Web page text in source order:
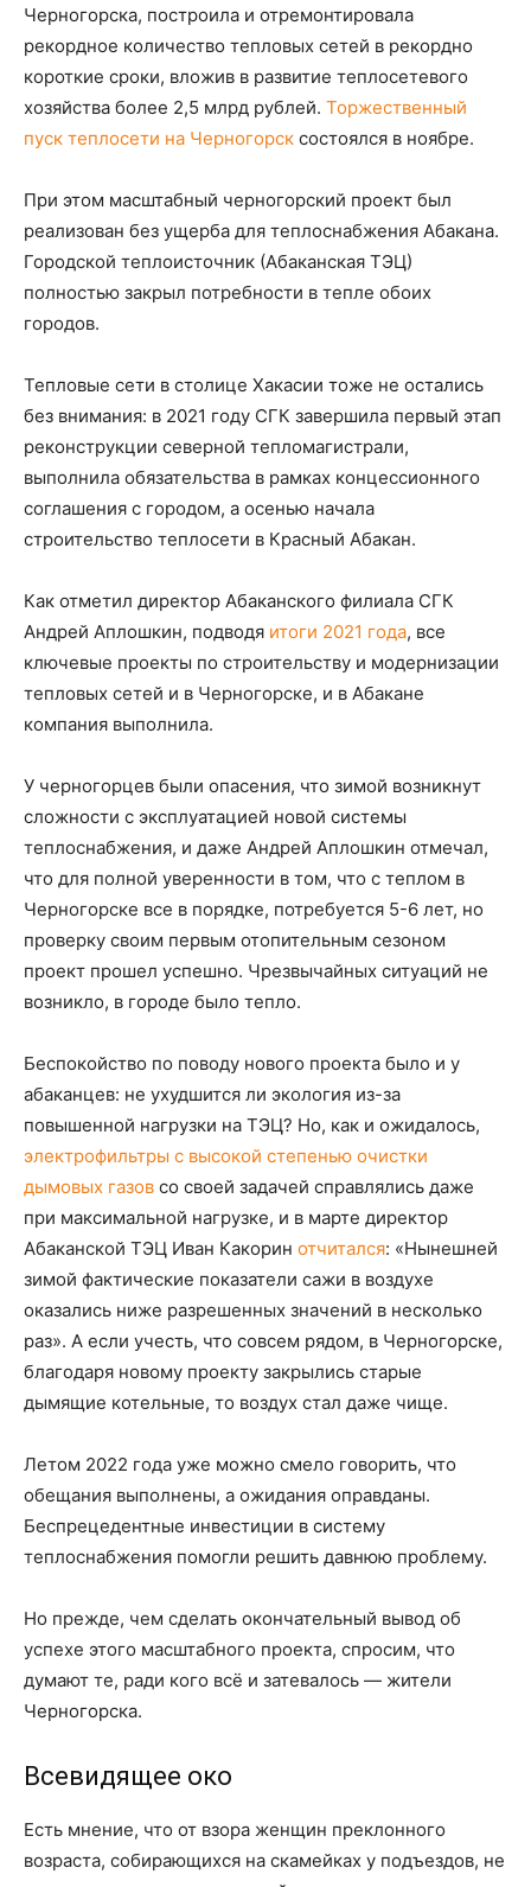
Черногорска, построила и отремонтировала
рекордное количество тепловых сетей в рекордно
короткие сроки, вложив в развитие теплосетевого
хозяйства более 2,5 млрд рублей. Торжественный
пуск теплосети на Черногорск состоялся в ноябре.
При этом масштабный черногорский проект был
реализован без ущерба для теплоснабжения Абакана.
Городской теплоисточник (Абаканская ТЭЦ)
полностью закрыл потребности в тепле обоих
городов.
Тепловые сети в столице Хакасии тоже не остались
без внимания: в 2021 году СГК завершила первый этап
реконструкции северной тепломагистрали,
выполнила обязательства в рамках концессионного
соглашения с городом, а осенью начала
строительство теплосети в Красный Абакан.
Как отметил директор Абаканского филиала СГК
Андрей Аплошкин, подводя итоги 2021 года, все
ключевые проекты по строительству и модернизации
тепловых сетей и в Черногорске, и в Абакане
компания выполнила.
У черногорцев были опасения, что зимой возникнут
сложности с эксплуатацией новой системы
теплоснабжения, и даже Андрей Аплошкин отмечал,
что для полной уверенности в том, что с теплом в
Черногорске все в порядке, потребуется 5-6 лет, но
проверку своим первым отопительным сезоном
проект прошел успешно. Чрезвычайных ситуаций не
возникло, в городе было тепло.
Беспокойство по поводу нового проекта было и у
абаканцев: не ухудшится ли экология из-за
повышенной нагрузки на ТЭЦ? Но, как и ожидалось,
электрофильтры с высокой степенью очистки
дымовых газов со своей задачей справлялись даже
при максимальной нагрузке, и в марте директор
Абаканской ТЭЦ Иван Какорин отчитался: «Нынешней
зимой фактические показатели сажи в воздухе
оказались ниже разрешенных значений в несколько
раз». А если учесть, что совсем рядом, в Черногорске,
благодаря новому проекту закрылись старые
дымящие котельные, то воздух стал даже чище.
Летом 2022 года уже можно смело говорить, что
обещания выполнены, а ожидания оправданы.
Беспрецедентные инвестиции в систему
теплоснабжения помогли решить давнюю проблему.
Но прежде, чем сделать окончательный вывод об
успехе этого масштабного проекта, спросим, что
думают те, ради кого всё и затевалось — жители
Черногорска.
Всевидящее око
Есть мнение, что от взора женщин преклонного
возраста, собирающихся на скамейках у подъездов, не